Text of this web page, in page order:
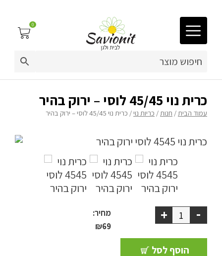
03-9212883
ריפוד לריהוט גן
פינות זולה
פופים
ריהוט גן
מערכות ישיבה וריהוט
ריהוט למרפסת
0
כרית נוי 45/45 לוסי – ירוק בהיר
עמוד הבית/ חנות/ כריות נוי/ כרית נוי 45/45 לוסי – ירוק בהיר
-
+
מחיר:
₪69
הוסף לסל